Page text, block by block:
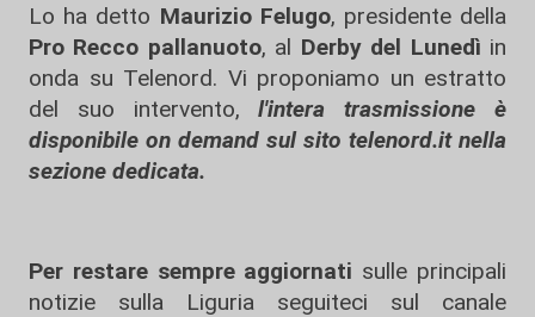
Lo ha detto Maurizio Felugo, presidente della
Pro Recco pallanuoto, al Derby del Lunedì in
onda su Telenord. Vi proponiamo un estratto
del suo intervento,l'intera trasmissione è
disponibile on demand sul sito telenord.it nella
sezione dedicata.
Per restare sempre aggiornati sulle principali
notizie sulla Liguria seguiteci sul canale